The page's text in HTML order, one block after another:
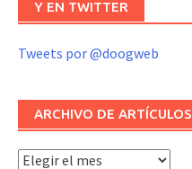
Y EN TWITTER
Tweets por @doogweb
ARCHIVO DE ARTÍCULOS
Archivo